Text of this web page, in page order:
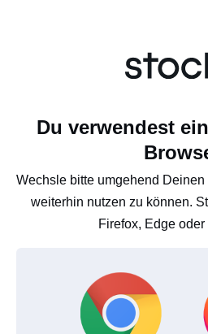
Du verwendest
Wechsle bitte umgehend
weiterhin nutzen zu können.
Firefox, Edge oder